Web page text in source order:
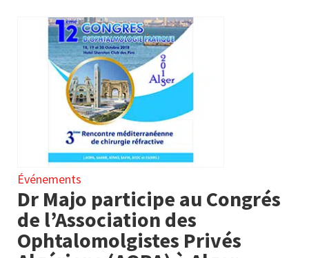
Événements
Dr Majo participe au Congrés
de l’Association des
Ophtalomolgistes Privés